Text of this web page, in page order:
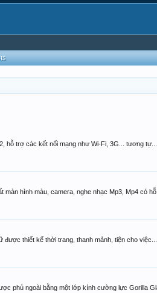
hỗ trợ các kết nối mạng như Wi-Fi, 3G... tương tự...
hình màu, camera, nghe nhạc Mp3, Mp4 có hỗ
thiết kế thời trang, thanh mảnh, tiện cho việc...
phủ ngoài bằng một lớp kính cường lực Gorilla